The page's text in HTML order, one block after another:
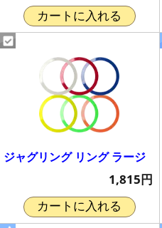
カートに入れる
ジャグリング リング ラージ
1,815円
カートに入れる